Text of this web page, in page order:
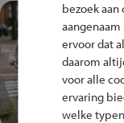
bezoek
ervoor dat
daarom
voor alle
ervaring
welke